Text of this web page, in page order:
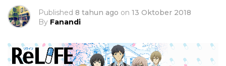
Published 8 tahun ago on 13 Oktober 2018
By Fanandi